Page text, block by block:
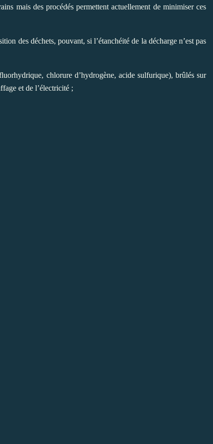
mais des procédés permettent actuellement de minimiser ces
des déchets, pouvant, si l’étanchéité de la décharge n’est pas
chlorure d’hydrogène, acide sulfurique), brûlés sur
et de l’électricité ;